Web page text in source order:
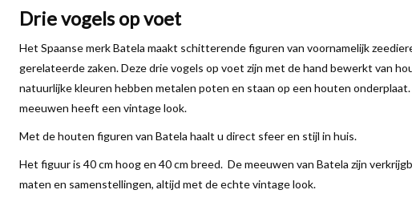
Drie vogels op voet
Het Spaanse merk Batela maakt schitterende figuren van voornamelijk
gerelateerde zaken. Deze drie vogels op voet zijn met de hand bewerkt van
natuurlijke kleuren hebben metalen poten en staan op een houten
meeuwen heeft een vintage look.
Met de houten figuren van Batela haalt u direct sfeer en stijl in huis.
Het figuur is 40 cm hoog en 40 cm breed. De meeuwen van Batela zijn
maten en samenstellingen, altijd met de echte vintage look.